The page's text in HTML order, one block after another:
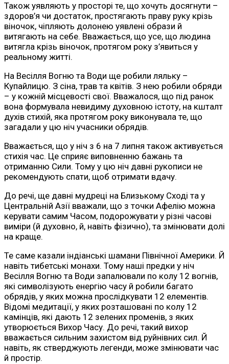
Також уявляють у просторі те, що хочуть досягнути –
здоров’я чи достаток, простягають праву руку крізь
віночок, чіпляють долонею уявлені образи й
витягають на себе. Вважається, що усе, що людина
витягла крізь віночок, протягом року з’явиться у
реальному житті.
На Весілля Вогню та Води ще робили ляльку –
Купайлицю. З сіна, трав та квітів. З нею робили обряди
– у кожній місцевості свої. Вважалося, що під ранок
вона формувала невидиму духовною істоту, на кшталт
духів стихій, яка протягом року виконувала те, що
загадали у цю ніч учасники обрядів.
Вважається, що у ніч з 6 на 7 липня також активується
стихія час. Це сприяє виповненню бажань та
отриманню Сили. Тому у цю ніч давні рукописи не
рекомендують спати, щоб отримати вдачу.
До речі, ще давні мудреці на Близькому Сході та у
Центральній Азії вважали, що з точки Афелію можна
керувати самим Часом, подорожувати у різні часові
виміри (й духовно, й, навіть фізично), та змінювати долі
на краще.
Те саме казали індіанські шамани Північної Америки. Й
навіть тибетські монахи. Тому наші предки у ніч
Весілля Вогню та Води запалювали по колу 12 вогнів,
які символізують енергію часу й робили багато
обрядів, у яких можна прослідкувати 12 елементів.
Відомі медитації, у яких розташовані по колу 12
камінців, які дають 12 зелених променів, з яких
утворюється Вихор Часу. До речі, такий вихор
вважається сильним захистом від руйнівних сил. Й
навіть, як стверджують легенди, може змінювати час
й простір.